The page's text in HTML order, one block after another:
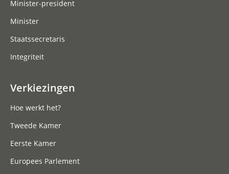
Minister-president
Minister
Staatssecretaris
Integriteit
Verkiezingen
Hoe werkt het?
Tweede Kamer
Eerste Kamer
Europees Parlement